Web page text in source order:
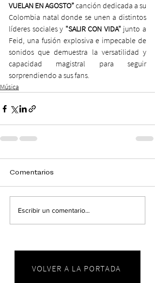
VUELAN EN AGOSTO” canción dedicada a su
Colombia natal donde se unen a distintos
líderes sociales y "SALIR CON VIDA" junto a
Feid, una fusión explosiva e impecable de
sonidos que demuestra la versatilidad y
capacidad magistral para seguir
sorprendiendo a sus fans.
Música
Comentarios
Escribir un comentario...
VOLVER A LA PORTADA